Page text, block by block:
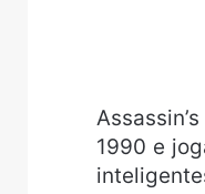
1990 e